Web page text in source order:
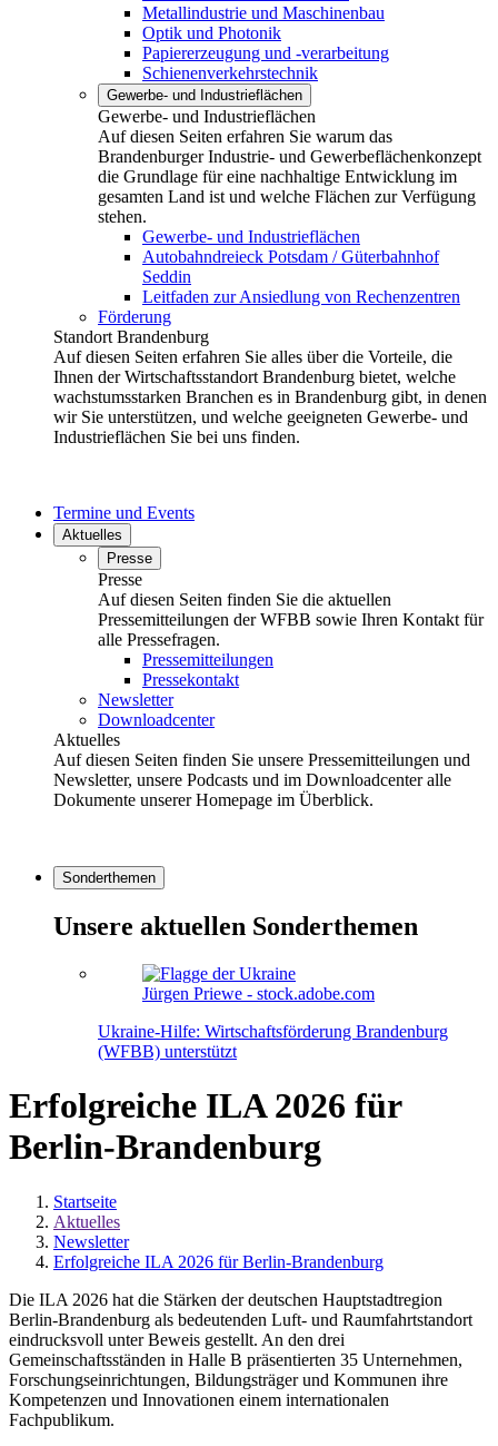
Metallindustrie und Maschinenbau
Optik und Photonik
Papiererzeugung und -verarbeitung
Schienenverkehrstechnik
Gewerbe- und Industrieflächen
Gewerbe- und Industrieflächen
Auf diesen Seiten erfahren Sie warum das
Brandenburger Industrie- und Gewerbeflächenkonzept
die Grundlage für eine nachhaltige Entwicklung im
gesamten Land ist und welche Flächen zur Verfügung
stehen.
Gewerbe- und Industrieflächen
Autobahndreieck Potsdam / Güterbahnhof
Seddin
Leitfaden zur Ansiedlung von Rechenzentren
Förderung
Standort Brandenburg
Auf diesen Seiten erfahren Sie alles über die Vorteile, die
Ihnen der Wirtschaftsstandort Brandenburg bietet, welche
wachstumsstarken Branchen es in Brandenburg gibt, in denen
wir Sie unterstützen, und welche geeigneten Gewerbe- und
Industrieflächen Sie bei uns finden.
Termine und Events
Aktuelles
Presse
Presse
Auf diesen Seiten finden Sie die aktuellen
Pressemitteilungen der WFBB sowie Ihren Kontakt für
alle Pressefragen.
Pressemitteilungen
Pressekontakt
Newsletter
Downloadcenter
Aktuelles
Auf diesen Seiten finden Sie unsere Pressemitteilungen und
Newsletter, unsere Podcasts und im Downloadcenter alle
Dokumente unserer Homepage im Überblick.
Sonderthemen
Unsere aktuellen Sonderthemen
Jürgen Priewe - stock.adobe.com
Ukraine-Hilfe: Wirtschaftsförderung Brandenburg
(WFBB) unterstützt
Erfolgreiche ILA 2026 für
Berlin-Brandenburg
Startseite
Aktuelles
Newsletter
Erfolgreiche ILA 2026 für Berlin-Brandenburg
Die ILA 2026 hat die Stärken der deutschen Hauptstadtregion
Berlin-Brandenburg als bedeutenden Luft- und Raumfahrtstandort
eindrucksvoll unter Beweis gestellt. An den drei
Gemeinschaftsständen in Halle B präsentierten 35 Unternehmen,
Forschungseinrichtungen, Bildungsträger und Kommunen ihre
Kompetenzen und Innovationen einem internationalen
Fachpublikum.